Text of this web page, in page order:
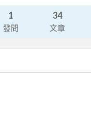
1
發問
34
文章